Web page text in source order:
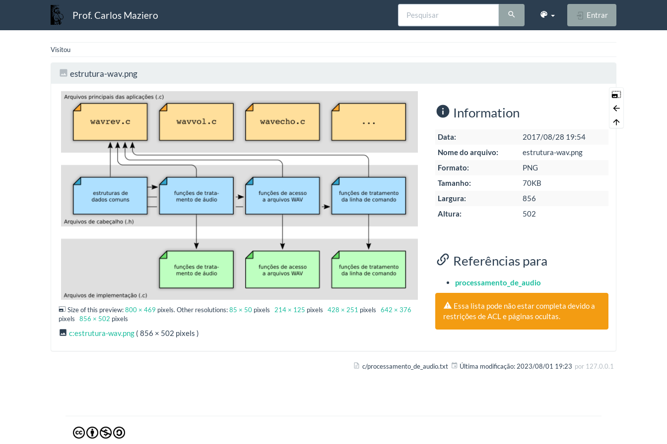
Prof. Carlos Maziero Entrar
Visitou
estrutura-wav.png
Size of this preview:800 × 469 pixels. Other resolutions:85 × 50 pixels 214 × 125 pixels428 × 251 pixels642 × 376
pixels 856 × 502 pixels
c:estrutura-wav.png ( 856 × 502 pixels )
Information
Data:
2017/08/28 19:54
Nome do arquivo:
estrutura-wav.png
Formato:
PNG
Tamanho:
70KB
Largura:
856
Altura:
502
Referências para
processamento_de_audio
Essa lista pode não estar completa devido a
restrições de ACL e páginas ocultas.
c/processamento_de_audio.txt Última modificação: 2023/08/01 19:23 por 127.0.0.1